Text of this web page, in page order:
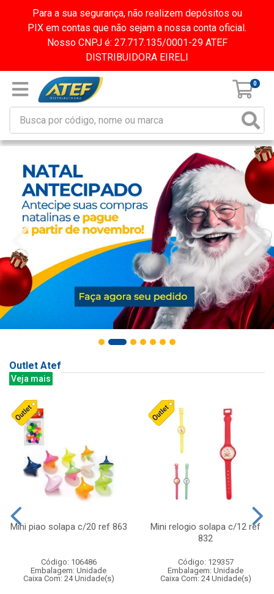
Para a sua segurança, não realizem depósitos ou
PIX em contas que não sejam a nossa conta oficial.
Nosso CNPJ é: 27.717.135/0001-29 ATEF
DISTRIBUIDORA EIRELI
0
Outlet Atef
Veja mais
Mini piao solapa c/20 ref 863
Código: 106486
Embalagem: Unidade
Caixa Com: 24 Unidade(s)
Mini relogio solapa c/12 ref
832
Código: 129357
Embalagem: Unidade
Caixa Com: 24 Unidade(s)